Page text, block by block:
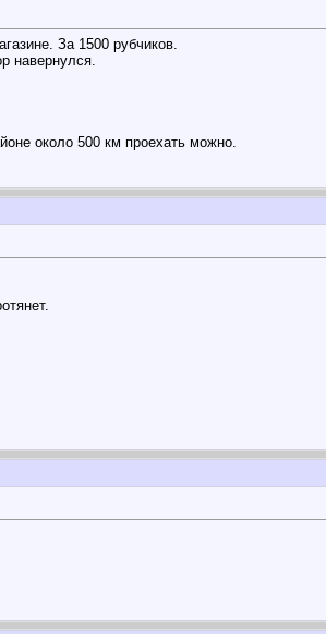
За 1500 рубчиков.
навернулся.
около 500 км проехать можно.